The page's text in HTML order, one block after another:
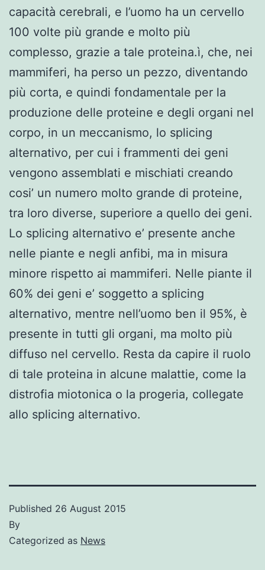
capacità cerebrali, e l’uomo ha un cervello
100 volte più grande e molto più
complesso, grazie a tale proteina.ì, che, nei
mammiferi, ha perso un pezzo, diventando
più corta, e quindi fondamentale per la
produzione delle proteine e degli organi nel
corpo, in un meccanismo, lo splicing
alternativo, per cui i frammenti dei geni
vengono assemblati e mischiati creando
cosi’ un numero molto grande di proteine,
tra loro diverse, superiore a quello dei geni.
Lo splicing alternativo e’ presente anche
nelle piante e negli anfibi, ma in misura
minore rispetto ai mammiferi. Nelle piante il
60% dei geni e’ soggetto a splicing
alternativo, mentre nell’uomo ben il 95%, è
presente in tutti gli organi, ma molto più
diffuso nel cervello. Resta da capire il ruolo
di tale proteina in alcune malattie, come la
distrofia miotonica o la progeria, collegate
allo splicing alternativo.
Published 26 August 2015
By
Categorized as News